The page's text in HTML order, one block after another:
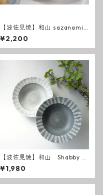
【波佐見焼】和山 sazanami
平碗
¥2,200
【波佐見焼】和山 Shabby c
hic style ボウルM ( ダーク
グレー ／ ライトグレー ）
¥1,980